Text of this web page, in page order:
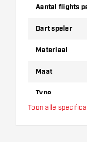
Aantal flights
Dart speler
Materiaal
Maat
Type
Toon alle